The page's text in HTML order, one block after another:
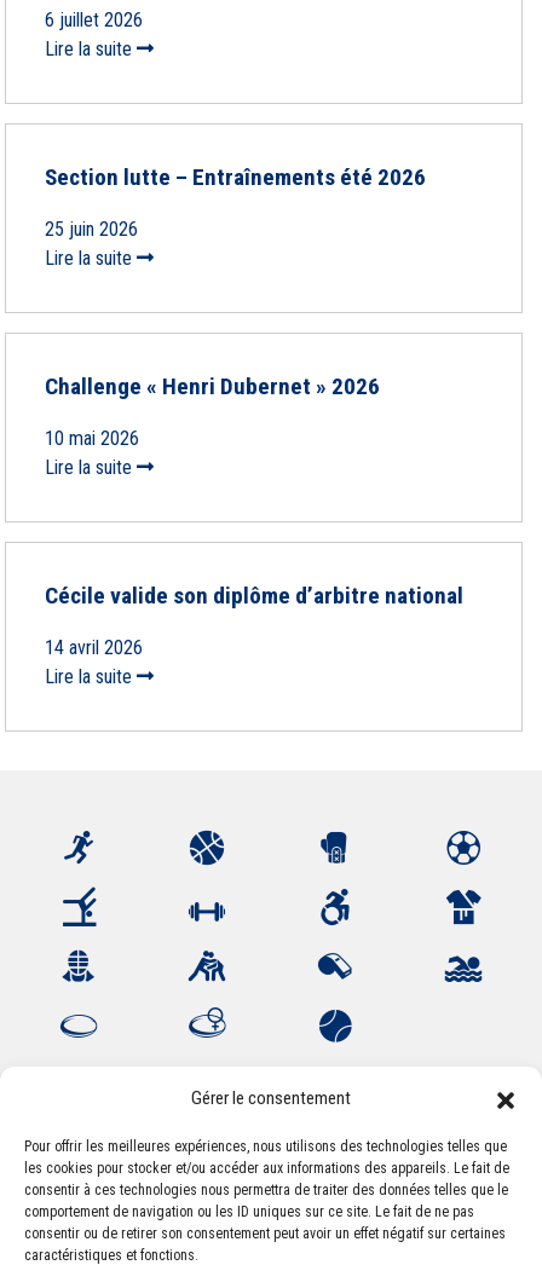
Gérer le consentement
Pour offrir les meilleures expériences, nous utilisons des technologies telles que
les cookies pour stocker et/ou accéder aux informations des appareils. Le fait de
consentir à ces technologies nous permettra de traiter des données telles que le
comportement de navigation ou les ID uniques sur ce site. Le fait de ne pas
consentir ou de retirer son consentement peut avoir un effet négatif sur certaines
caractéristiques et fonctions.
6 juillet 2026
Lire la suite
Section lutte – Entraînements été 2026
25 juin 2026
Lire la suite
Challenge « Henri Dubernet » 2026
10 mai 2026
Lire la suite
Cécile valide son diplôme d’arbitre national
14 avril 2026
Lire la suite
Association Sportive Montferrandaise
84, boulevard Léon Jouhaux
CS 80221 - 63021 Clermont-Ferrand Cedex 2